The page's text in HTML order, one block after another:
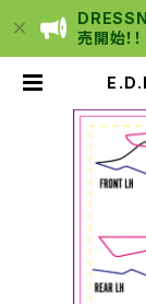
売開始！！